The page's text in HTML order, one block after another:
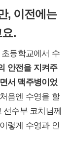
, 이전에는
.
등학교에서 수
안전을 지켜주
서 맥주병이었
처음엔 수영을 할
선수부 코치님께
렇게 수영과 인